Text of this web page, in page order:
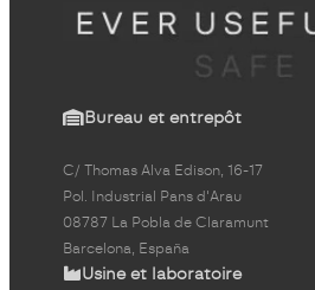
Bureau et entrepôt
C/ Thomas Alva Edison, 16-17
Pol. Industrial Pans d'Arau
08787 La Pobla de Claramunt
Barcelona, España
Usine et laboratoire